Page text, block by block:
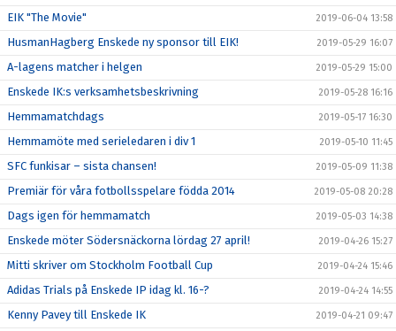
EIK "The Movie" 2019-06-04 13:58
HusmanHagberg Enskede ny sponsor till EIK! 2019-05-29 16:07
A-lagens matcher i helgen 2019-05-29 15:00
Enskede IK:s verksamhetsbeskrivning 2019-05-28 16:16
Hemmamatchdags 2019-05-17 16:30
Hemmamöte med serieledaren i div 1 2019-05-10 11:45
SFC funkisar – sista chansen! 2019-05-09 11:38
Premiär för våra fotbollsspelare födda 2014 2019-05-08 20:28
Dags igen för hemmamatch 2019-05-03 14:38
Enskede möter Södersnäckorna lördag 27 april! 2019-04-26 15:27
Mitti skriver om Stockholm Football Cup 2019-04-24 15:46
Adidas Trials på Enskede IP idag kl. 16-? 2019-04-24 14:55
Kenny Pavey till Enskede IK 2019-04-21 09:47